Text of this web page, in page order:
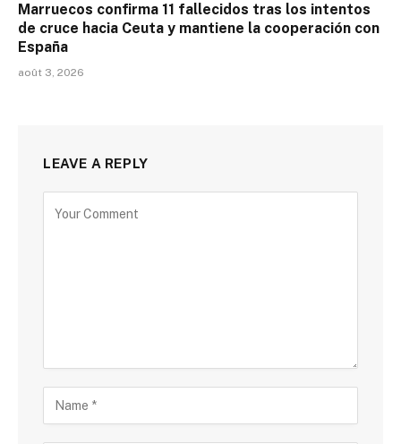
Marruecos confirma 11 fallecidos tras los intentos
de cruce hacia Ceuta y mantiene la cooperación con
España
août 3, 2026
LEAVE A REPLY